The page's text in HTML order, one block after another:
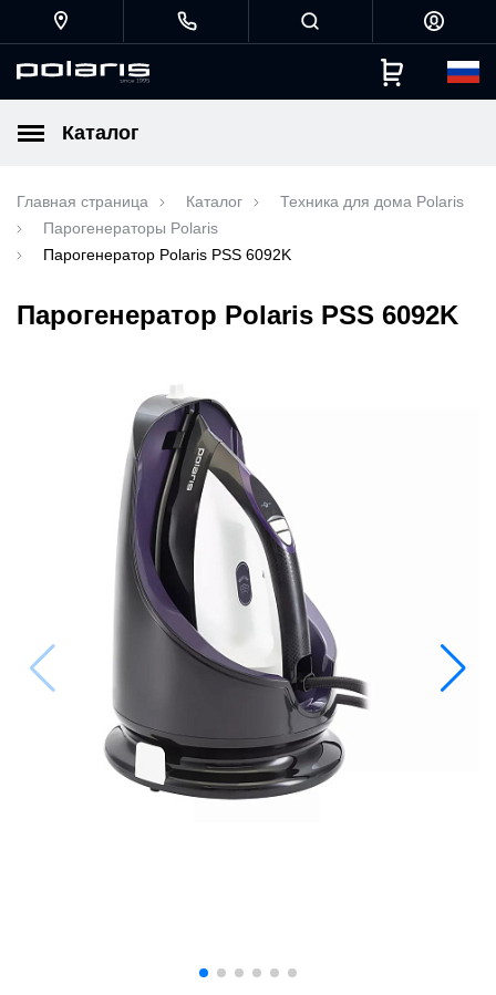
Каталог
Главная страница Каталог
Техника для дома Polaris
Парогенераторы Polaris
Парогенератор Polaris PSS 6092K
Парогенератор Polaris PSS 6092K